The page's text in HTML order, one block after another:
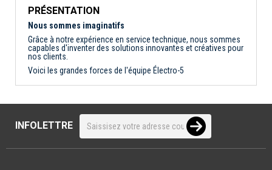
PRÉSENTATION
Nous sommes imaginatifs
Grâce à notre expérience en service technique, nous sommes
capables d'inventer des solutions innovantes et créatives pour
nos clients.
Voici les grandes forces de l'équipe Électro-5
INFOLETTRE